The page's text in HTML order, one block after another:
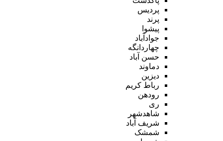
پردیس
پرند
پیشوا
جوادآباد
چهاردانگه
حسن آباد
دماوند
دیزین
رباط کریم
رودهن
ری
شاهدشهر
شریف آباد
شمشک